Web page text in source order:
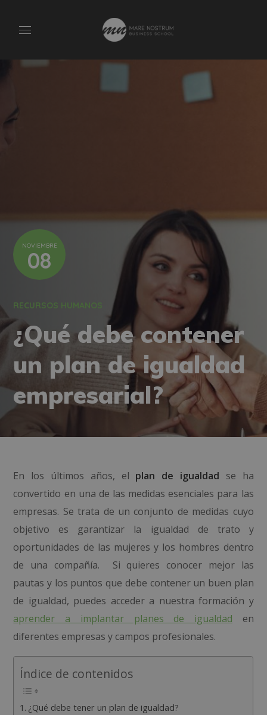
NOVIEMBRE
08
RECURSOS HUMANOS
¿Qué debe contener
un plan de igualdad
empresarial?
En los últimos años, el plan de igualdad se ha
convertido en una de las medidas esenciales para las
empresas. Se trata de un conjunto de medidas cuyo
objetivo es garantizar la igualdad de trato y
oportunidades de las mujeres y los hombres dentro
de una compañía. Si quieres conocer mejor las
pautas y los puntos que debe contener un buen plan
de igualdad, puedes acceder a nuestra formación y
aprender a implantar planes de igualdad
en
diferentes empresas y campos profesionales.
Índice de contenidos
¿Qué debe tener un plan de igualdad?